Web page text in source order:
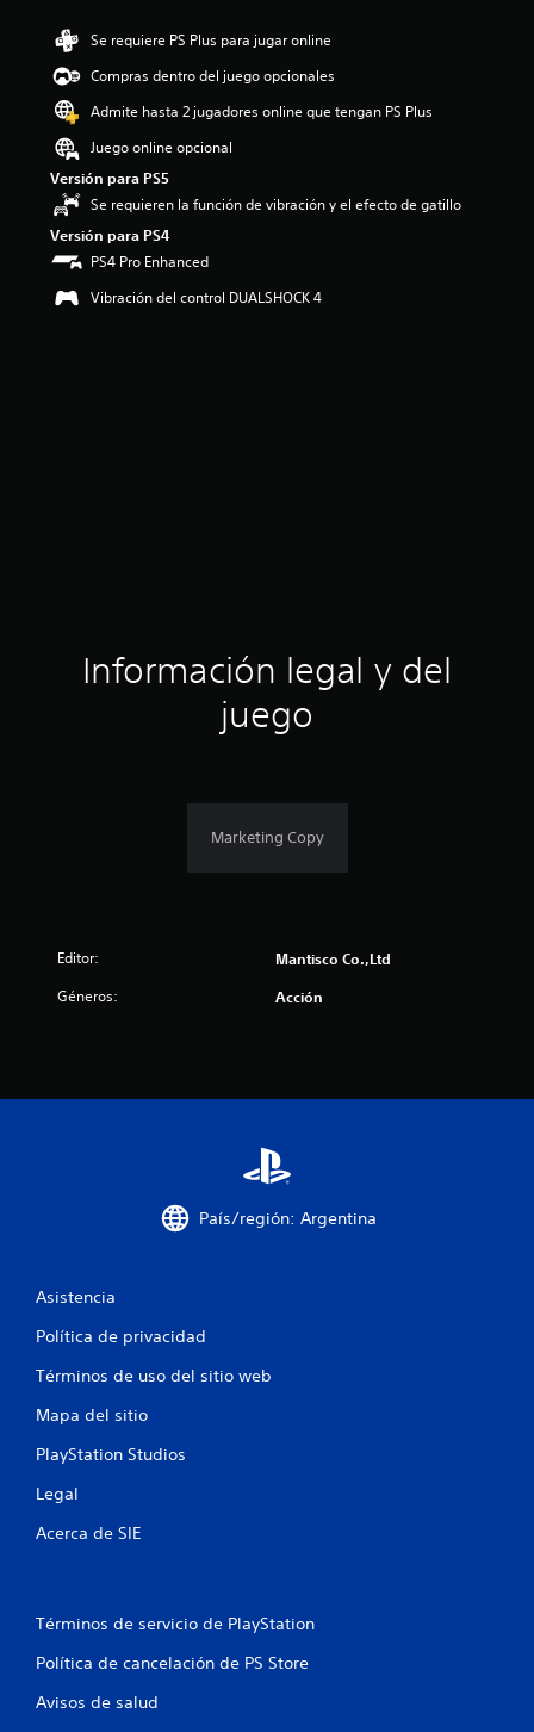
Se requiere PS Plus para jugar online
Compras dentro del juego opcionales
Admite hasta 2 jugadores online que tengan PS Plus
Juego online opcional
Versión para PS5
Se requieren la función de vibración y el efecto de gatillo
Versión para PS4
PS4 Pro Enhanced
Vibración del control DUALSHOCK 4
Información legal y del
juego
Marketing Copy
Editor: Mantisco Co.,Ltd
Géneros: Acción
País/región: Argentina
Asistencia
Política de privacidad
Términos de uso del sitio web
Mapa del sitio
PlayStation Studios
Legal
Acerca de SIE
Términos de servicio de PlayStation
Política de cancelación de PS Store
Avisos de salud